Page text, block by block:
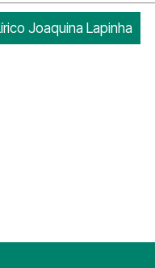
Joaquina Lapinha